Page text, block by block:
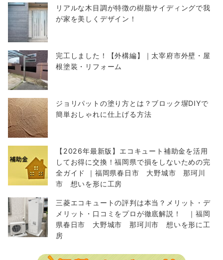
リアルな木目調が特徴の樹脂サイディングで我
が家を美しくデザイン！
完工しました！【外構編】｜太宰府市外壁・屋
根塗装・リフォーム
ジョリパットの塗り方とは？ブロック塀DIYで
簡単おしゃれに仕上げる方法
【2026年最新版】エコキュート補助金を活用
してお得に交換！福岡県で損をしないための完
全ガイド ｜福岡県春日市 大野城市 那珂川
市 想いを形に工房
三菱エコキュートの評判は本当？メリット・デ
メリット・口コミをプロが徹底解説！ ｜福岡
県春日市 大野城市 那珂川市 想いを形に工
房